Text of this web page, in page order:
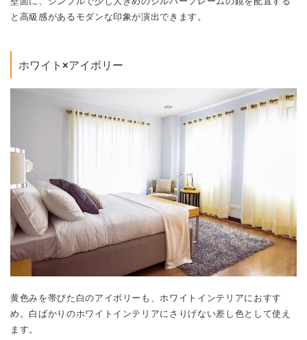
と高級感があるモダンな印象が演出できます。
ホワイト×アイボリー
黄色みを帯びた白のアイボリーも、ホワイトインテリアにおすす
め。白ばかりのホワイトインテリアにさりげない差し色として使え
ます。